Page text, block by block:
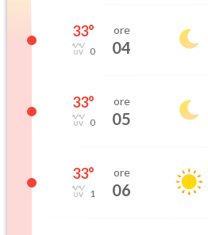
33°
0
ore
04
33°
0
ore
05
33°
1
ore
06